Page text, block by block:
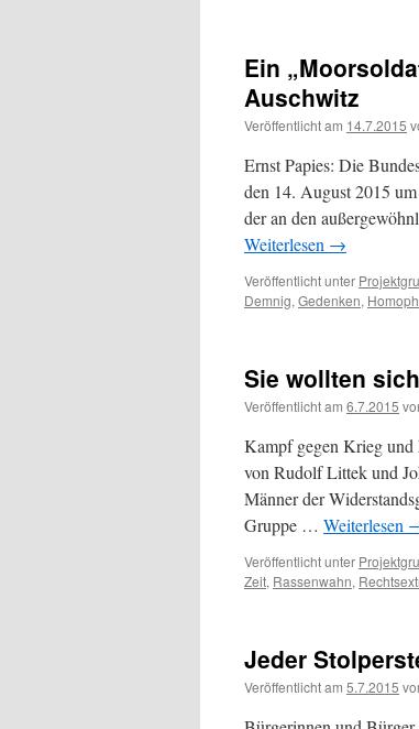
Ein
Auschwitz
Veröffentlicht am 14.7.2015
Ernst Papies: Die
den 14. August 2015
der an den
Weiterlesen →
Veröffentlicht unter
Demnig, Gedenken,
Sie wollten
Veröffentlicht am 6.7.2015
Kampf gegen Krieg und
von Rudolf Littek und
Männer der
Gruppe … Weiterlesen
Veröffentlicht unter
Zeit, Rassenwahn,
Jeder
Veröffentlicht am 5.7.2015